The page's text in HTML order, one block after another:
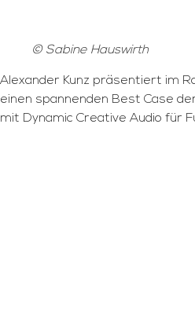
© Sabine Hauswirth
Alexander Kunz präsentiert im
einen spannenden Best Case
mit Dynamic Creative Audio für